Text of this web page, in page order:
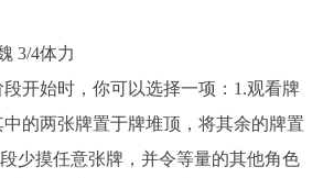
3/4体力
段开始时，你可以选择一项：1.观看牌
的两张牌置于牌堆顶，将其余的牌置
少摸任意张牌，并令等量的其他角色